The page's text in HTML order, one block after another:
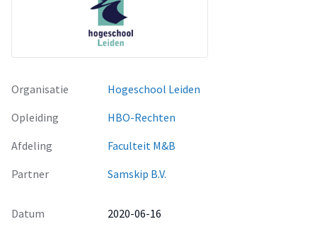
Organisatie
Hogeschool Leiden
Opleiding
HBO-Rechten
Afdeling
Faculteit M&B
Partner
Samskip B.V.
Datum
2020-06-16